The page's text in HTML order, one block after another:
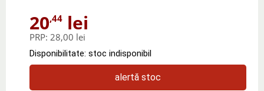
20,44 lei
PRP: 28,00 lei
Disponibilitate: stoc indisponibil
alertă stoc